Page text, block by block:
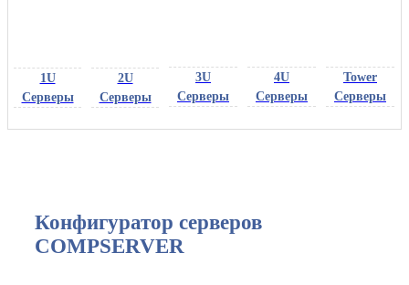
1U
Серверы
2U
Серверы
3U
Серверы
4U
Серверы
Tower
Серверы
Конфигуратор серверов
COMPSERVER